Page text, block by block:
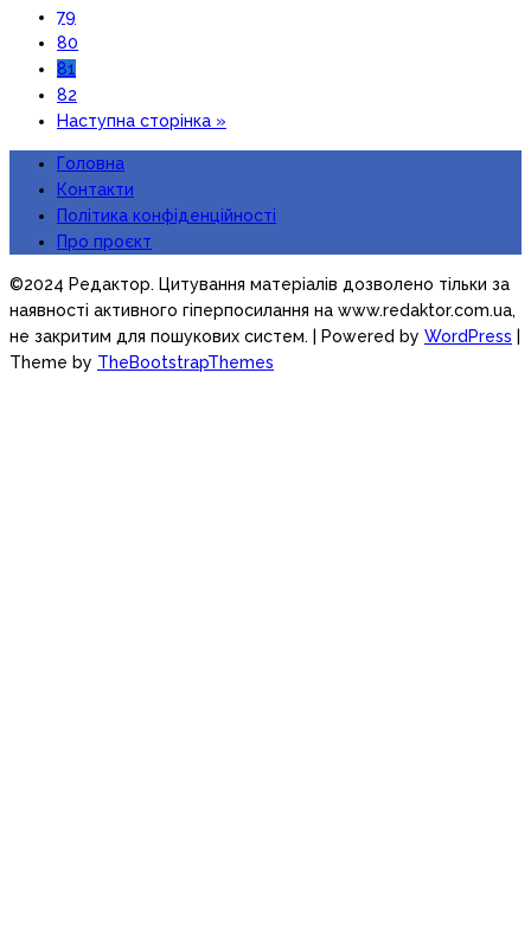
79
80
81
82
Наступна сторінка »
Головна
Контакти
Політика конфіденційності
Про проєкт
©2024 Редактор. Цитування матеріалів дозволено тільки за
наявності активного гіперпосилання на www.redaktor.com.ua,
не закритим для пошукових систем. | Powered by WordPress
Theme by TheBootstrapThemes